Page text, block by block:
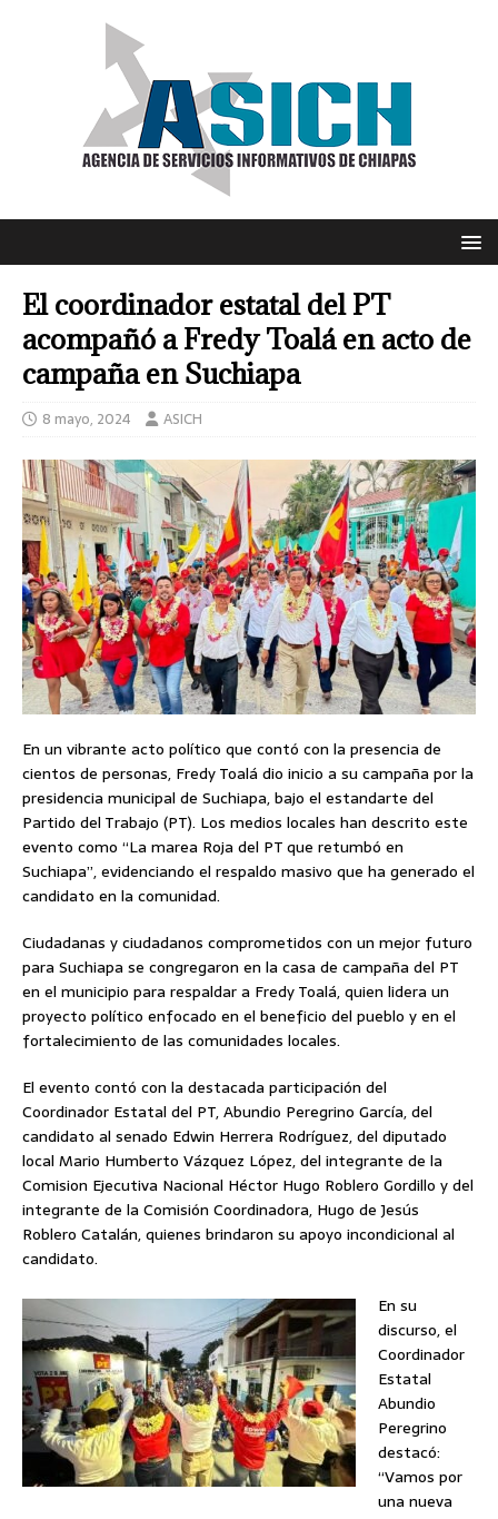
El coordinador estatal del PT
acompañó a Fredy Toalá en acto de
campaña en Suchiapa
8 mayo, 2024 ASICH
En un vibrante acto político que contó con la presencia de
cientos de personas, Fredy Toalá dio inicio a su campaña por la
presidencia municipal de Suchiapa, bajo el estandarte del
Partido del Trabajo (PT). Los medios locales han descrito este
evento como “La marea Roja del PT que retumbó en
Suchiapa”, evidenciando el respaldo masivo que ha generado el
candidato en la comunidad.
Ciudadanas y ciudadanos comprometidos con un mejor futuro
para Suchiapa se congregaron en la casa de campaña del PT
en el municipio para respaldar a Fredy Toalá, quien lidera un
proyecto político enfocado en el beneficio del pueblo y en el
fortalecimiento de las comunidades locales.
El evento contó con la destacada participación del
Coordinador Estatal del PT, Abundio Peregrino García, del
candidato al senado Edwin Herrera Rodríguez, del diputado
local Mario Humberto Vázquez López, del integrante de la
Comision Ejecutiva Nacional Héctor Hugo Roblero Gordillo y del
integrante de la Comisión Coordinadora, Hugo de Jesús
Roblero Catalán, quienes brindaron su apoyo incondicional al
candidato.
En su
discurso, el
Coordinador
Estatal
Abundio
Peregrino
destacó:
“Vamos por
una nueva